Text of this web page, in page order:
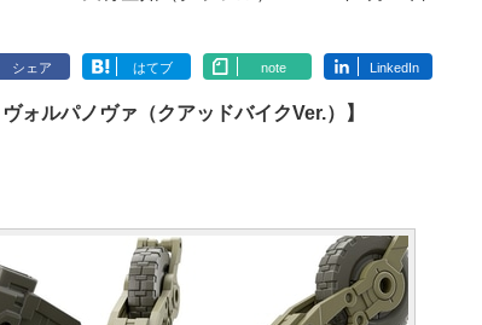
シェア はてブ note LinkedIn
ォルパノヴァ（クアッドバイクVer.）】